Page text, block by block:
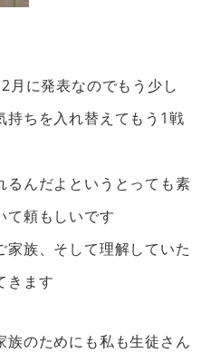
月に発表なのでもう少し
持ちを入れ替えてもう1戦
るんだよというとっても素
て頼もしいです
族、そして理解していた
きます
のためにも私も生徒さん